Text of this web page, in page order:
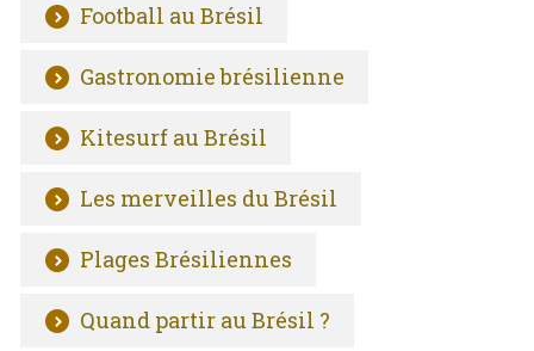
Football au Brésil
Gastronomie brésilienne
Kitesurf au Brésil
Les merveilles du Brésil
Plages Brésiliennes
Quand partir au Brésil ?